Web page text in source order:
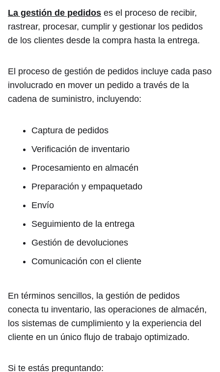
La gestión de pedidos es el proceso de recibir,
rastrear, procesar, cumplir y gestionar los pedidos
de los clientes desde la compra hasta la entrega.
El proceso de gestión de pedidos incluye cada paso
involucrado en mover un pedido a través de la
cadena de suministro, incluyendo:
Captura de pedidos
Verificación de inventario
Procesamiento en almacén
Preparación y empaquetado
Envío
Seguimiento de la entrega
Gestión de devoluciones
Comunicación con el cliente
En términos sencillos, la gestión de pedidos
conecta tu inventario, las operaciones de almacén,
los sistemas de cumplimiento y la experiencia del
cliente en un único flujo de trabajo optimizado.
Si te estás preguntando: